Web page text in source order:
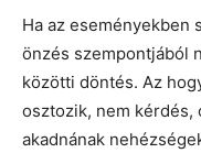
Ha az eseményekben
önzés szempontjából
közötti döntés. Az
osztozik, nem kérdés,
akadnának